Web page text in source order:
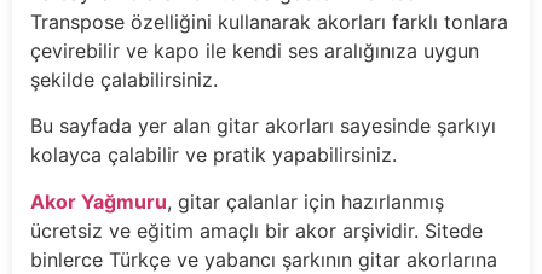
Transpose özelliğini kullanarak akorları farklı tonlara
çevirebilir ve kapo ile kendi ses aralığınıza uygun
şekilde çalabilirsiniz.
Bu sayfada yer alan gitar akorları sayesinde şarkıyı
kolayca çalabilir ve pratik yapabilirsiniz.
Akor Yağmuru, gitar çalanlar için hazırlanmış
ücretsiz ve eğitim amaçlı bir akor arşividir. Sitede
binlerce Türkçe ve yabancı şarkının gitar akorlarına